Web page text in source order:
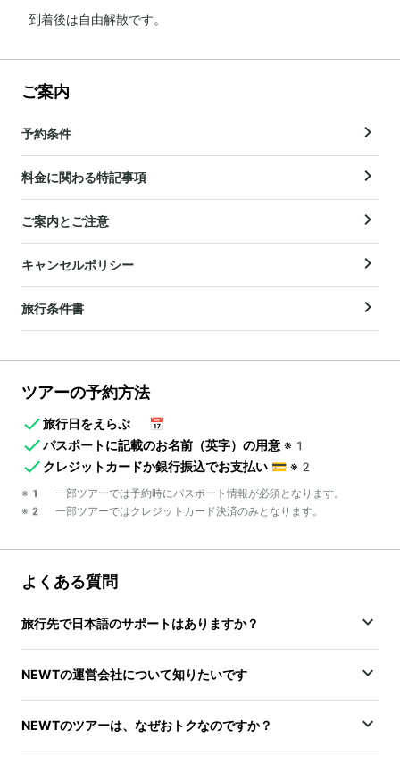
到着後は自由解散です。
ご案内
予約条件
料金に関わる特記事項
ご案内とご注意
キャンセルポリシー
旅行条件書
ツアーの予約方法
旅行日をえらぶ
📅
パスポートに記載のお名前（英字）の用意 ※1
クレジットカードか銀行振込でお支払い 💳 ※2
※1 一部ツアーでは予約時にパスポート情報が必須となります。
※2 一部ツアーではクレジットカード決済のみとなります。
よくある質問
旅行先で日本語のサポートはありますか？
NEWTの運営会社について知りたいです
NEWTのツアーは、なぜおトクなのですか？